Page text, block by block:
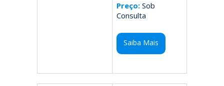
Preço:Sob
Consulta
Saiba Mais